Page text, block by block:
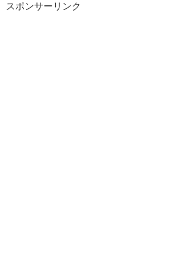
スポンサーリンク